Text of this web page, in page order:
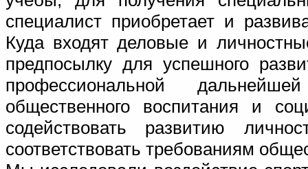
специалист приобретает и
Куда входят деловые и
предпосылку для успешного
профессиональной
общественного воспитания и
содействовать развитию
соответствовать требованиям